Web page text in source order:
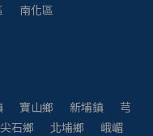
南化區
寶山鄉 新埔鎮
芎
尖石鄉 北埔鄉
峨嵋